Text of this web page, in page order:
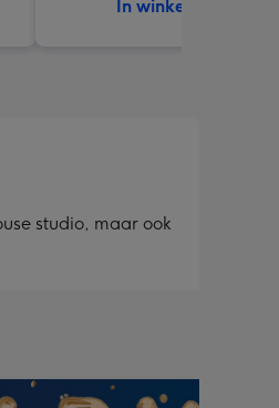
In winkelmand
studio, maar ook